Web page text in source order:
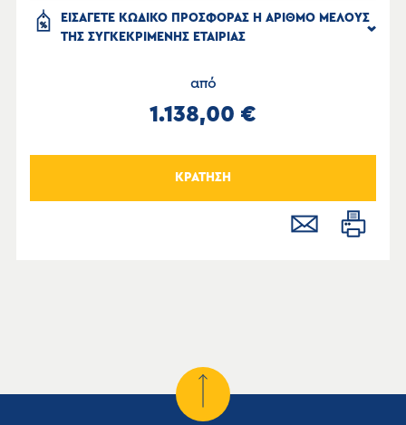
ΕΙΣΑΓΕΤΕ ΚΩΔΙΚΟ ΠΡΟΣΦΟΡΑΣ Η ΑΡΙΘΜΟ ΜΕΛΟΥΣ
ΤΗΣ ΣΥΓΚΕΚΡΙΜΕΝΗΣ ΕΤΑΙΡΙΑΣ
από
1.138,00 €
ΚΡΑΤΗΣΗ